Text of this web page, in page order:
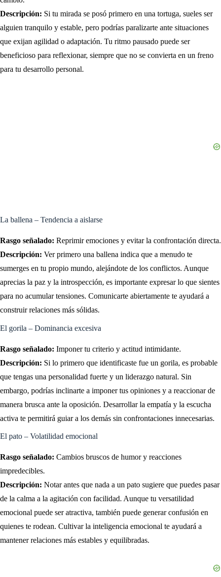
Descripción: Si tu mirada se posó primero en una tortuga, sueles ser
alguien tranquilo y estable, pero podrías paralizarte ante situaciones
que exijan agilidad o adaptación. Tu ritmo pausado puede ser
beneficioso para reflexionar, siempre que no se convierta en un freno
para tu desarrollo personal.
La ballena – Tendencia a aislarse
Rasgo señalado: Reprimir emociones y evitar la confrontación directa.
Descripción: Ver primero una ballena indica que a menudo te
sumerges en tu propio mundo, alejándote de los conflictos. Aunque
aprecias la paz y la introspección, es importante expresar lo que sientes
para no acumular tensiones. Comunicarte abiertamente te ayudará a
construir relaciones más sólidas.
El gorila – Dominancia excesiva
Rasgo señalado: Imponer tu criterio y actitud intimidante.
Descripción: Si lo primero que identificaste fue un gorila, es probable
que tengas una personalidad fuerte y un liderazgo natural. Sin
embargo, podrías inclinarte a imponer tus opiniones y a reaccionar de
manera brusca ante la oposición. Desarrollar la empatía y la escucha
activa te permitirá guiar a los demás sin confrontaciones innecesarias.
El pato – Volatilidad emocional
Rasgo señalado: Cambios bruscos de humor y reacciones
impredecibles.
Descripción: Notar antes que nada a un pato sugiere que puedes pasar
de la calma a la agitación con facilidad. Aunque tu versatilidad
emocional puede ser atractiva, también puede generar confusión en
quienes te rodean. Cultivar la inteligencia emocional te ayudará a
mantener relaciones más estables y equilibradas.